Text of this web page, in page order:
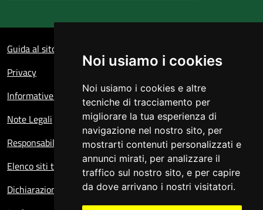
Noi usiamo i cookies
Noi usiamo i cookies e altre
tecniche di tracciamento per
migliorare la tua esperienza di
navigazione nel nostro sito, per
mostrarti contenuti personalizzati e
annunci mirati, per analizzare il
traffico sul nostro sito, e per capire
da dove arrivano i nostri visitatori.
Guida al sito
Privacy
Informative sul trattamento dei dati personali
Note Legali
Responsabile del sito
Elenco siti tematici
Dichiarazione di accessibilità